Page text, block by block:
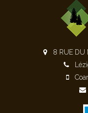
8 RUE DU